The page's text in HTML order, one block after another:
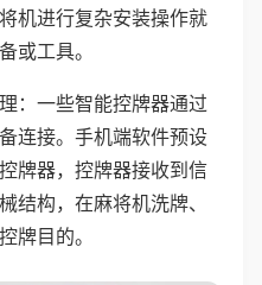
机进行复杂安装操作就
或工具。
：一些智能控牌器通过
连接。手机端软件预设
牌器，控牌器接收到信
结构，在麻将机洗牌、
牌目的。